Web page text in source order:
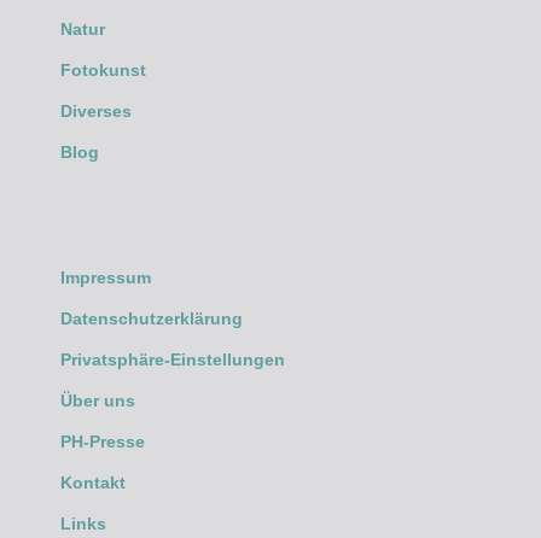
Natur
Fotokunst
Diverses
Blog
Impressum
Datenschutzerklärung
Privatsphäre-Einstellungen
Über uns
PH-Presse
Kontakt
Links